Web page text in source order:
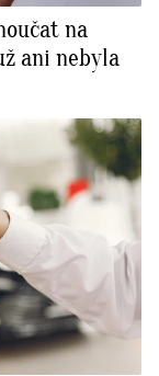
na
ani nebyla